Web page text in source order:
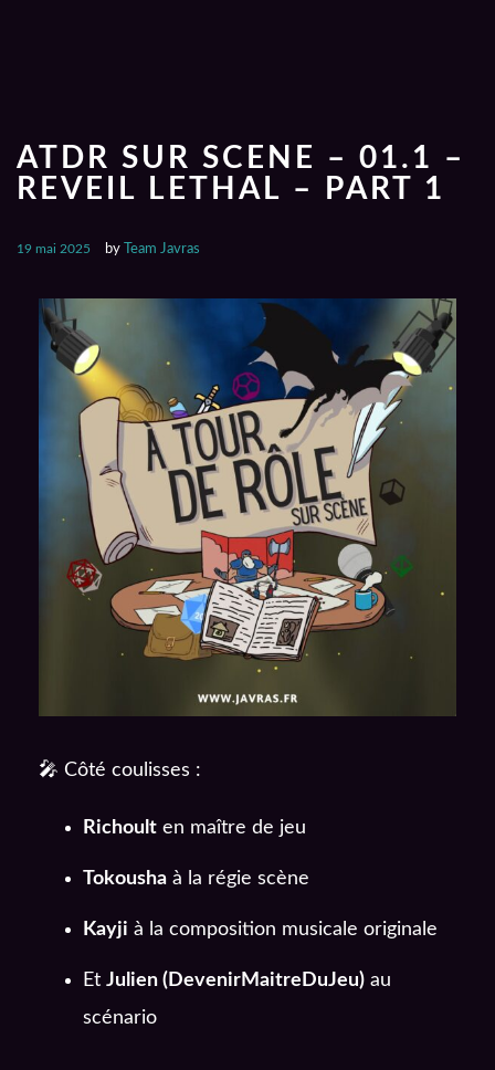
ATDR SUR SCENE – 01.1 –
REVEIL LETHAL – PART 1
19 mai 2025 by Team Javras
🎤 Côté coulisses :
Richoult en maître de jeu
Tokousha à la régie scène
Kayji à la composition musicale originale
Et Julien (DevenirMaitreDuJeu) au
scénario